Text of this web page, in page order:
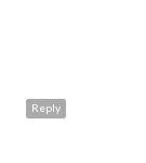
Reply